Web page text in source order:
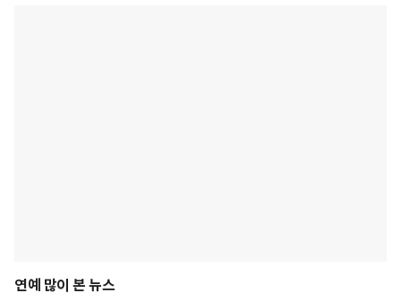
연예 많이 본 뉴스